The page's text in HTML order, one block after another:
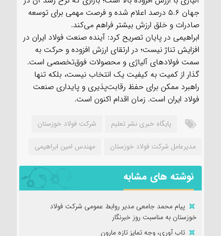
جهان ۵.۶ درصد اعلام شده و فرصت مهمی برای توسعه
صادرات و خلق ارزش بیشتر فراهم می‌کند.
ابراهیمی در پایان تصریح کرد: آینده صنعت فولاد ایران در
افزایش تناژ نیست؛ در ارتقای ارزش افزوده و حرکت به
سمت فولادهای آلیاژی و محصولات فوق‌تخصصی است.
گذار از کمیت به کیفیت یک انتخاب نیست، بلکه تنها
راهبرد ممکن برای حفظ رقابت‌پذیری و پایداری صنعت
فولاد ایران است. زمان اقدام اکنون است.
پايگاه خبری نشر تعلیم شرکت فولاد خوزستان
مدیرعامل شرکت فولاد خوزستان مهندس امین ابراهیمی
نوشته های مشابه
پیام محمد جامعی مدیر روابط عمومی شرکت فولاد
خوزستان به مناسبت روز خبرنگار
تاب آوری، وجه تمایز تازه مارون